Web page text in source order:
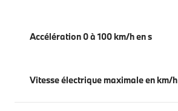
Accélération 0 à 100 km/h en s
Vitesse électrique maximale en km/h